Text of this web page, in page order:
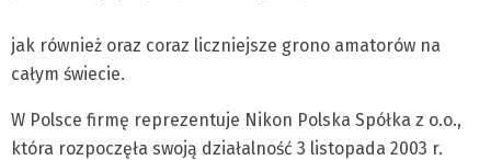
jak również oraz coraz liczniejsze grono amatorów na
całym świecie.
W Polsce firmę reprezentuje Nikon Polska Spółka z o.o.,
która rozpoczęła swoją działalność 3 listopada 2003 r.